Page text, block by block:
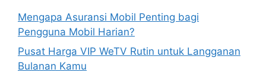
Mengapa Asuransi Mobil Penting bagi
Pengguna Mobil Harian?
Pusat Harga VIP WeTV Rutin untuk Langganan
Bulanan Kamu